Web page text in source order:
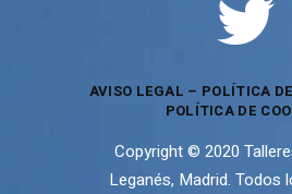
AVISO LEGAL – POLÍTICA
POLÍTICA DE
Copyright © 2020
Leganés, Madrid. Todos